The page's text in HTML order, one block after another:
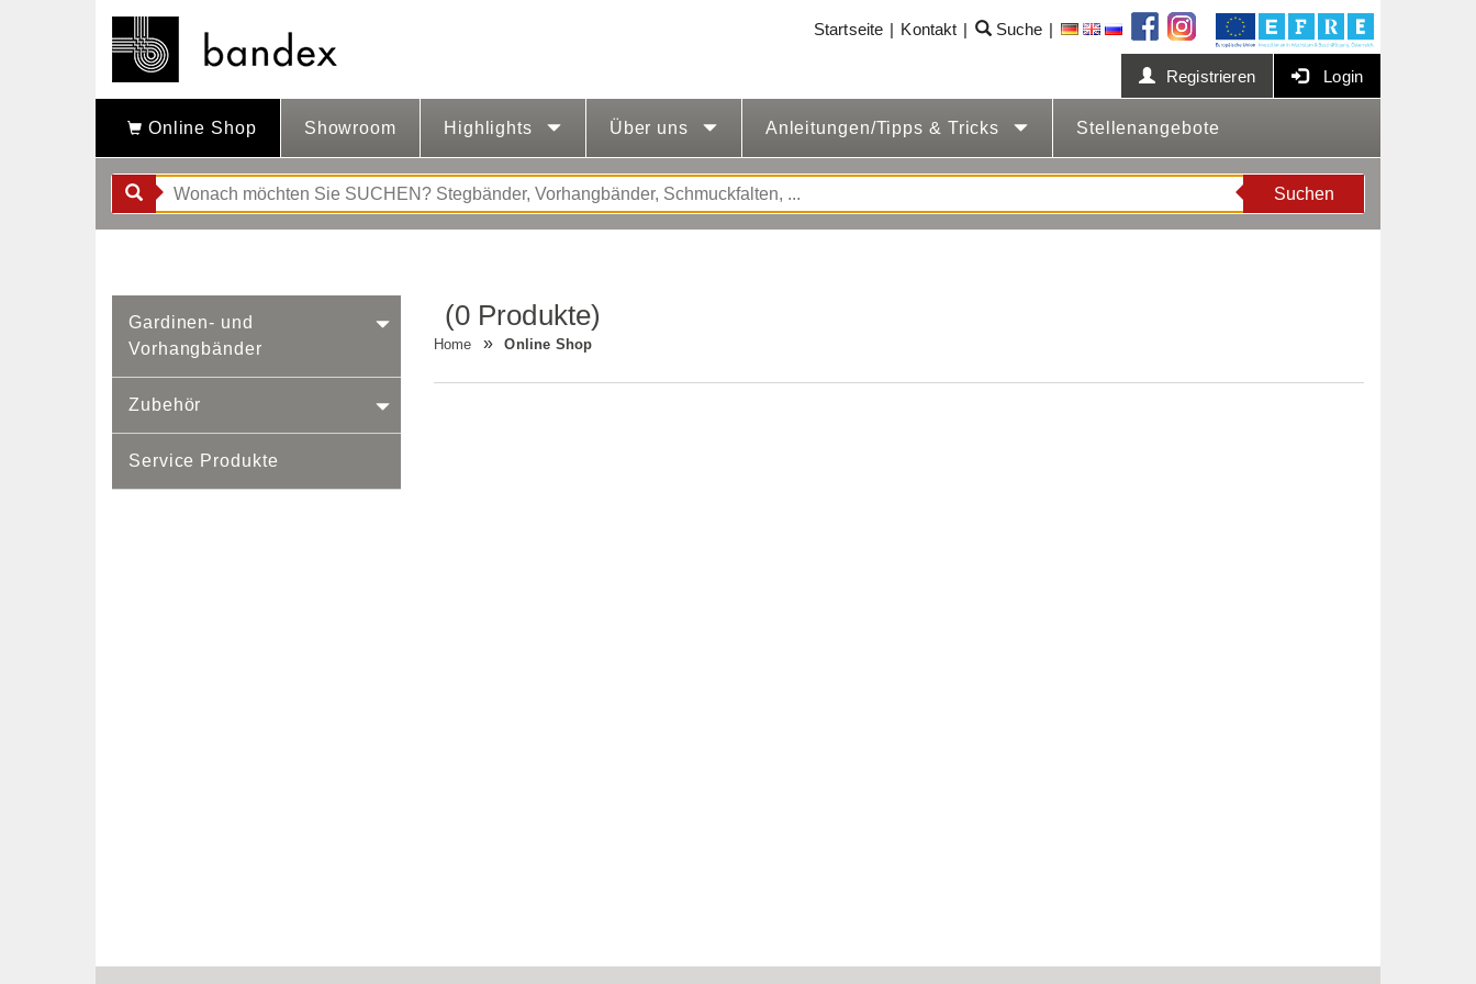
Online Shop Showroom Highlights Über uns Anleitungen/Tipps & Tricks Stellenangebote
Startseite Kontakt Suche
Registrieren Login
Suchen
Gardinen- und
Vorhangbänder
Zubehör
Service Produkte
(0 Produkte)
Home Online Shop